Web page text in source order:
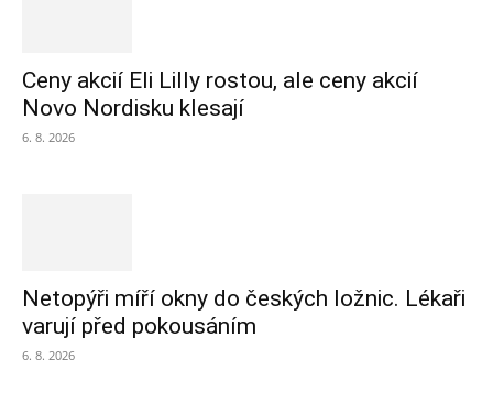
Ceny akcií Eli Lilly rostou, ale ceny akcií
Novo Nordisku klesají
6. 8. 2026
Netopýři míří okny do českých ložnic. Lékaři
varují před pokousáním
6. 8. 2026